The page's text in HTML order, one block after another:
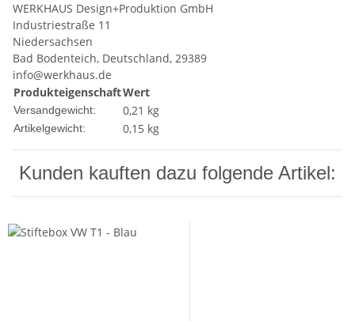
WERKHAUS Design+Produktion GmbH
Industriestraße 11
Niedersachsen
Bad Bodenteich, Deutschland, 29389
info@werkhaus.de
ProdukteigenschaftWert
Versandgewicht: 0,21 kg
Artikelgewicht: 0,15 kg
Kunden kauften dazu folgende Artikel: